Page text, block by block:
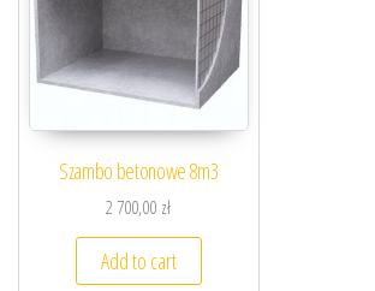
Szambo betonowe 8m3
2 700,00 zł
Add to cart